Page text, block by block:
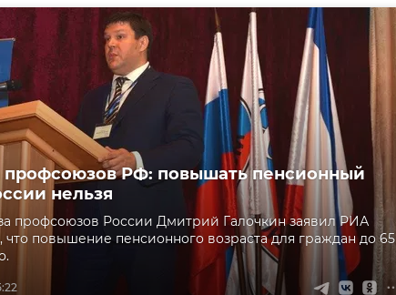
профсоюзов РФ: повышать пенсионный
нельзя
профсоюзов России Дмитрий Галочкин заявил РИА
повышение пенсионного возраста для граждан до 65